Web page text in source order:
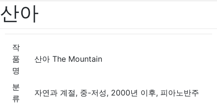
산아
작
품
명
산아 The Mountain
분
류
자연과 계절, 중-저성, 2000년 이후, 피아노반주